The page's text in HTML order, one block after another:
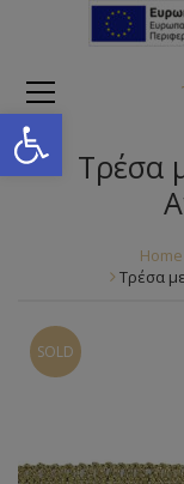
Open toolbar
Τρέσα
Home
Τρέσα
SOLD